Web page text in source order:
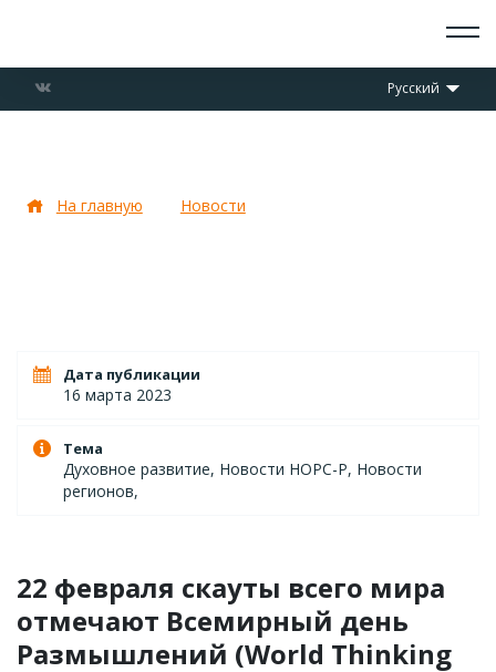
Русский
О СКАУТАХ
ОТРЯДЫ
ДОКУМЕНТЫ
На главную Новости
Дата публикации
16 марта 2023
Тема
Духовное развитие, Новости НОРС-Р, Новости
регионов,
22 февраля скауты всего мира
отмечают Всемирный день
Размышлений (World Thinking